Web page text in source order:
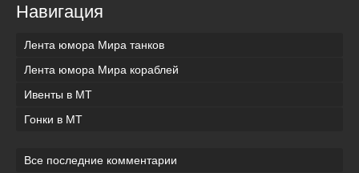
Навигация
Лента юмора Мира танков
Лента юмора Мира кораблей
Ивенты в МТ
Гонки в МТ
Все последние комментарии